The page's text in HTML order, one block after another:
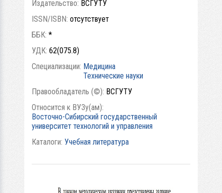
Издательство: ВСГУТУ
ISSN/ISBN: отсутствует
ББК: *
УДК: 62(075.8)
Специализации: Медицина
Технические науки
Правообладатель (©): ВСГУТУ
Относится к ВУЗу(ам):
Восточно-Сибирский государственный
университет технологий и управления
Каталоги: Учебная литература